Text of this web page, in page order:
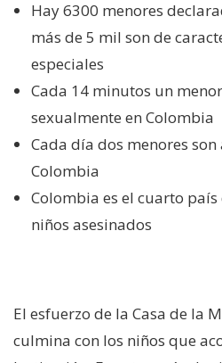
Hay 6300 menores
más de 5 mil son de
especiales
Cada 14 minutos un
sexualmente en Colombia
Cada día dos menores son
Colombia
Colombia es el cuarto
niños asesinados
El esfuerzo de la Casa de la
culmina con los niños que